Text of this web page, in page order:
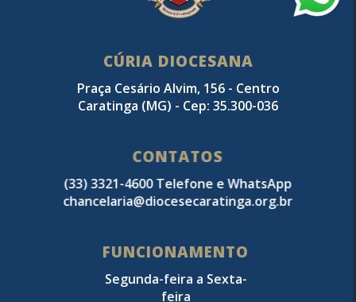
CÚRIA DIOCESANA
Praça Cesário Alvim, 156 - Centro
Caratinga (MG) - Cep: 35.300-036
CONTATOS
(33) 3321-4600 Telefone e WhatsApp
chancelaria@diocesecaratinga.org.br
FUNCIONAMENTO
Segunda-feira a Sexta-
feira